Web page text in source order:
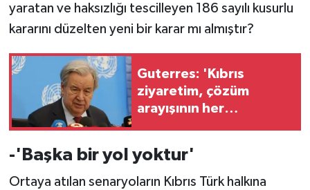
yaratan ve haksızlığı tescilleyen 186 sayılı kusurlu
kararını düzelten yeni bir karar mı almıştır?
Guterres: 'Kıbrıs
ziyaretim, çözüm
arayışının her
-'Başka bir yol yoktur'
Ortaya atılan senaryoların Kıbrıs Türk halkına